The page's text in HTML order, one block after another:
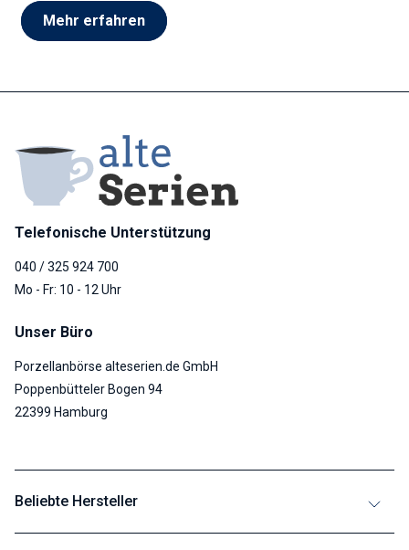
Mehr erfahren
Telefonische Unterstützung
040 / 325 924 700
Mo - Fr: 10 - 12 Uhr
Unser Büro
Porzellanbörse alteserien.de GmbH
Poppenbütteler Bogen 94
22399 Hamburg
Beliebte Hersteller